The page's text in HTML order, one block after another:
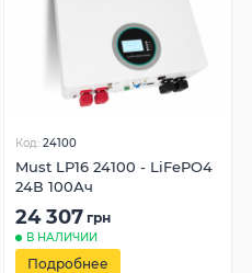
Код: 24100
Must LP16 24100 - LiFePO4
24В 100Ач
24 307 грн
В НАЛИЧИИ
Подробнее